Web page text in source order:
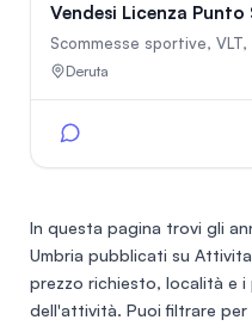
Vendesi Licenza Punto
Scommesse sportive, VLT,
Deruta
In questa pagina trovi gli
Umbria pubblicati su
prezzo richiesto, località e
dell'attività. Puoi filtrare